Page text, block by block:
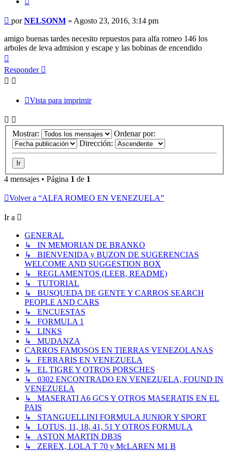
Mensaje
sin
leer
porNELSONM » Agosto 23, 2016, 3:14 pm
amigo buenas tardes necesito repuestos para alfa romeo 146 los
arboles de leva admision y escape y las bobinas de encendido
Responder
Vista para imprimir
Mostrar:
Ordenar por:
Dirección:
4 mensajes • Página 1 de 1
Volver a “ALFA ROMEO EN VENEZUELA”
Ir a
GENERAL
↳ IN MEMORIAN DE BRANKO
↳ BIENVENIDA y BUZON DE SUGERENCIAS
WELCOME AND SUGGESTION BOX
↳ REGLAMENTOS (LEER, README)
↳ TUTORIAL
↳ BUSQUEDA DE GENTE Y CARROS SEARCH
PEOPLE AND CARS
↳ ENCUESTAS
↳ FORMULA 1
↳ LINKS
↳ MUDANZA
CARROS FAMOSOS EN TIERRAS VENEZOLANAS
↳ FERRARIS EN VENEZUELA
↳ EL TIGRE Y OTROS PORSCHES
↳ 0302 ENCONTRADO EN VENEZUELA, FOUND IN
VENEZUELA
↳ MASERATI A6 GCS Y OTROS MASERATIS EN EL
PAIS
↳ STANGUELLINI FORMULA JUNIOR Y SPORT
↳ LOTUS, 11, 18, 41, 51 Y OTROS FORMULA
↳ ASTON MARTIN DB3S
↳ ZEREX, LOLA T 70 y McLAREN M1 B